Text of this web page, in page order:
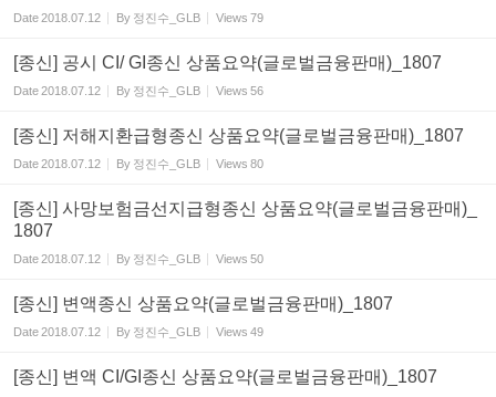
Date2018.07.12 By 정진수_GLB Views 79
[종신] 공시 CI/ GI종신 상품요약(글로벌금융판매)_1807
Date2018.07.12 By 정진수_GLB Views 56
[종신] 저해지환급형종신 상품요약(글로벌금융판매)_1807
Date2018.07.12 By 정진수_GLB Views 80
[종신] 사망보험금선지급형종신 상품요약(글로벌금융판매)_
1807
Date2018.07.12 By 정진수_GLB Views 50
[종신] 변액종신 상품요약(글로벌금융판매)_1807
Date2018.07.12 By 정진수_GLB Views 49
[종신] 변액 CI/GI종신 상품요약(글로벌금융판매)_1807